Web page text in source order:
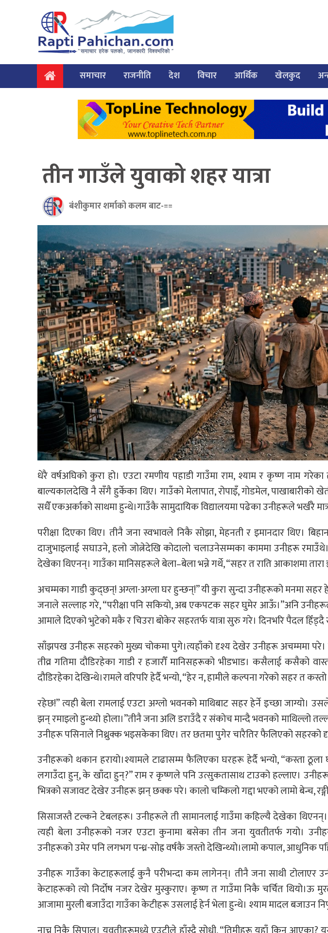
समाचार राजनीति देश विचार आर्थिक खेलकुद
तीन गाउँले युवाको शहर यात्रा
बंशीकुमार शर्माको कलम बाट-==
धेरै वर्षअघिको कुरा हो। एउटा रमणीय पहाडी गाउँमा राम, श्याम र कृष्ण नाम
बाल्यकालदेखि नै सँगै हुर्केका थिए। गाउँको मेलापात, रोपाइँ, गोडमेल, पाखाबारीको
सधैँ एकअर्काको साथमा हुन्थे।गाउँकै सामुदायिक विद्यालयमा पढेका उनीहरूले भर्खरै
परीक्षा दिएका थिए। तीनै जना स्वभावले निकै सोझा, मेहनती र इमानदार थिए।
दाजुभाइलाई सघाउने, हलो जोत्नेदेखि कोदालो चलाउनेसम्मका काममा उनीहरू
देखेका थिएनन्। गाउँका मानिसहरूले बेला–बेला भन्ने गर्थे, “सहर त राति आकाशमा
अचम्मका गाडी कुद्छन्! अग्ला-अग्ला घर हुन्छन्!” यी कुरा सुन्दा उनीहरूको मनमा सहर
जनाले सल्लाह गरे, “परीक्षा पनि सकियो, अब एकपटक सहर घुमेर आऊँ।”अनि
आमाले दिएको भुटेको मकै र चिउरा बोकेर सहरतर्फ यात्रा सुरु गरे। दिनभरि पैदल
साँझपख उनीहरू सहरको मुख्य चोकमा पुगे।त्यहाँको दृश्य देखेर उनीहरू अचम्ममा परे।
तीव्र गतिमा दौडिरहेका गाडी र हजारौँ मानिसहरूको भीडभाड। कसैलाई कसैको
दौडिरहेका देखिन्थे।रामले वरिपरि हेर्दै भन्यो, “हेर न, हामीले कल्पना गरेको सहर त
रहेछ!” त्यही बेला रामलाई एउटा अग्लो भवनको माथिबाट सहर हेर्ने इच्छा जाग्यो।
झन् रमाइलो हुन्थ्यो होला।”तीनै जना अलि डराउँदै र संकाेच मान्दै भवनको माथिल्लो
उनीहरू पसिनाले निथ्रुक्क भइसकेका थिए। तर छतमा पुगेर चारैतिर फैलिएको सहरको
उनीहरूको थकान हरायो।श्यामले टाढासम्म फैलिएका घरहरू हेर्दै भन्यो, “कस्ता
लगाउँदा हुन्, के खाँदा हुन्?” राम र कृष्णले पनि उत्सुकतासाथ टाउको हल्लाए।
भित्रको सजावट देखेर उनीहरू झन् छक्क परे। कालो चम्किलो गद्दा भएको लामो बेन्च,
सिसाजस्तै टल्कने टेबलहरू। उनीहरूले ती सामानलाई गाउँमा कहिल्यै देखेका थिएनन्।
त्यही बेला उनीहरूको नजर एउटा कुनामा बसेका तीन जना युवतीतर्फ गयो।
उनीहरूको उमेर पनि लगभग पन्ध्र-सोह्र वर्षकै जस्तो देखिन्थ्यो।लामो कपाल, आधुनिक
उनीहरू गाउँका केटाहरूलाई कुनै परीभन्दा कम लागेनन्। तीनै जना साथी टोलाएर
केटाहरूको त्यो निर्दोष नजर देखेर मुस्कुराए। कृष्ण त गाउँमा निकै चर्चित थियो।ऊ
आजामा मुरली बजाउँदा गाउँका केटीहरू उसलाई हेर्न भेला हुन्थे। श्याम मादल बजाउन